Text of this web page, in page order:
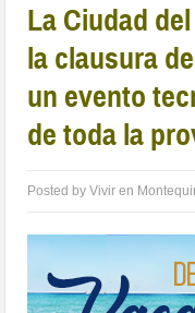
La Ciudad
la clausura
un evento
de toda la
Posted byVivir en